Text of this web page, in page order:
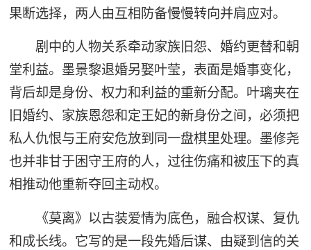
果断选择，两人由互相防备慢慢转向并肩应对。
剧中的人物关系牵动家族旧怨、婚约更替和朝
堂利益。墨景黎退婚另娶叶莹，表面是婚事变化，
背后却是身份、权力和利益的重新分配。叶璃夹在
旧婚约、家族恩怨和定王妃的新身份之间，必须把
私人仇恨与王府安危放到同一盘棋里处理。墨修尧
也并非甘于困守王府的人，过往伤痛和被压下的真
相推动他重新夺回主动权。
《莫离》以古装爱情为底色，融合权谋、复仇
和成长线。它写的是一段先婚后谋、由疑到信的关